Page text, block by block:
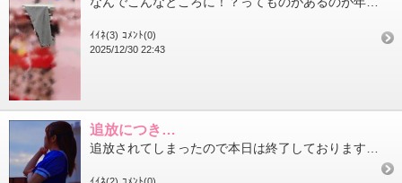
ｲｲﾈ(3) ｺﾒﾝﾄ(0)
2025/12/30 22:43
追放につき…